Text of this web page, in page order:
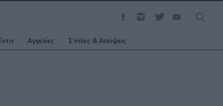
Αγγελίες Στήλες & Απόψεις